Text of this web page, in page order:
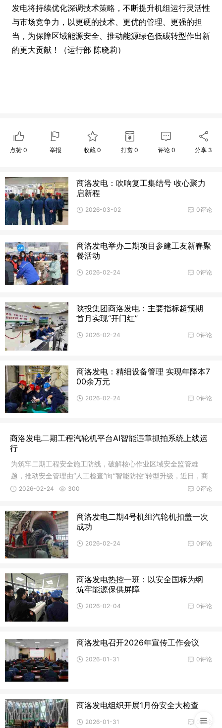
发电将持续优化深调技术策略，不断提升机组运行灵活性
与市场竞争力，以更硬的技术、更优的管理、更强的担
当，为保障区域能源安全、推动能源绿色低碳转型作出新
的更大贡献！（运行部 陈晓莉）
点赞 0 举报 收藏0 打赏 0 评论 0 分享 3
商洛发电：吹响复工集结号 收心聚力
启新程
0评论
2026-03-02
商洛发电举办二期项目参建工友新春聚
餐活动
0评论
2026-02-24
陕投集团商洛发电：主要指标超预期
首月实现“开门红”
0评论
2026-02-24
商洛发电：精细设备管理 实现年降本7
00余万元
0评论
2026-02-24
商洛发电二期工程汽轮机平台AI智能违章抓拍系统上线运
行
为筑牢二期工程安全施工防线，破解核心作业区域安全监管难
题，推动安全管理由“人工检查”向“智能防控”转型升级，近日，商
洛发
0评论
2026-02-24 300
商洛发电二期4号机组汽轮机扣盖一次
成功
0评论
2026-02-24
商洛发电热控一班：以安全国标为纲
筑牢能源保供屏障
0评论
2026-02-04
商洛发电召开2026年宣传工作会议
0评论
2026-01-31
商洛发电组织开展1月份安全大检查
0评论
2026-01-31